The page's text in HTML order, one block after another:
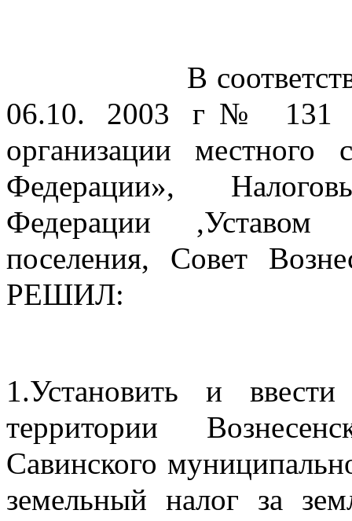
В соответствии с
06.10. 2003 г№ 131
организации местного
Федерации»,
Федерации ,Уставом
поселения, Совет
РЕШИЛ:
1.Установить и
территории
Савинского
земельный налог за